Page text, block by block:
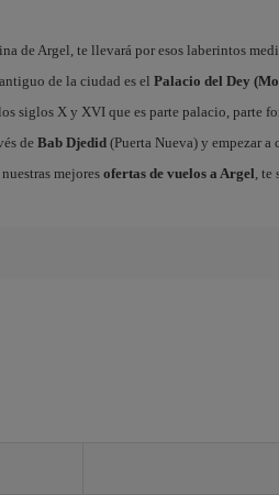
de Argel, te llevará por esos laberintos
de la ciudad es el Palacio del Dey
siglos X y XVI que es parte palacio, parte
de Bab Djedid(Puerta Nueva) y empezar a
mejores ofertas de vuelos a Argel, te